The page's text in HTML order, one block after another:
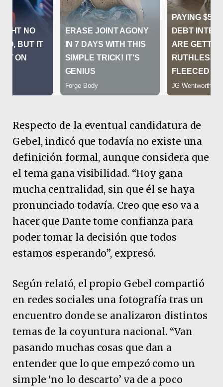
Respecto de la eventual candidatura de
Gebel, indicó que todavía no existe una
definición formal, aunque considera que
el tema gana visibilidad. “Hoy gana
mucha centralidad, sin que él se haya
pronunciado todavía. Creo que eso va a
hacer que Dante tome confianza para
poder tomar la decisión que todos
estamos esperando”, expresó.
Según relató, el propio Gebel compartió
en redes sociales una fotografía tras un
encuentro donde se analizaron distintos
temas de la coyuntura nacional. “Van
pasando muchas cosas que dan a
entender que lo que empezó como un
simple ‘no lo descarto’ va de a poco